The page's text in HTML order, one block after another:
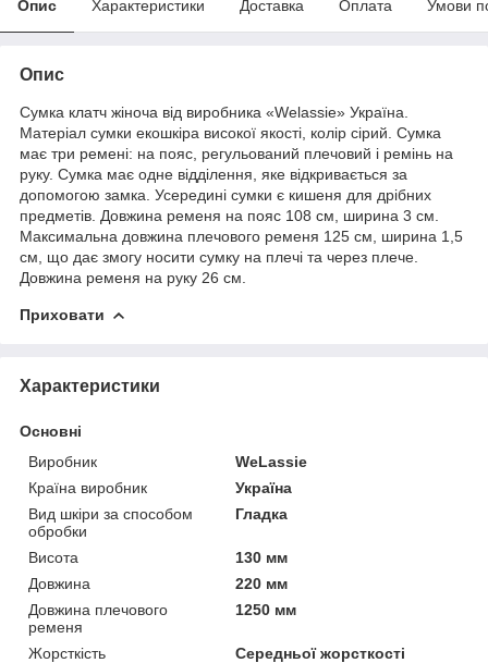
Опис Характеристики Доставка Оплата Умови
Опис
Сумка клатч жіноча від виробника «Welassie» Україна.
Матеріал сумки екошкіра високої якості, колір сірий. Сумка
має три ремені: на пояс, регульований плечовий і ремінь на
руку. Сумка має одне відділення, яке відкривається за
допомогою замка. Усередині сумки є кишеня для дрібних
предметів. Довжина ременя на пояс 108 см, ширина 3 см.
Максимальна довжина плечового ременя 125 см, ширина 1,5
см, що дає змогу носити сумку на плечі та через плече.
Довжина ременя на руку 26 см.
Приховати
Характеристики
Основні
Виробник
WeLassie
Країна виробник
Україна
Вид шкіри за способом
обробки
Гладка
Висота
130 мм
Довжина
220 мм
Довжина плечового
ременя
1250 мм
Жорсткість
Середньої жорсткості